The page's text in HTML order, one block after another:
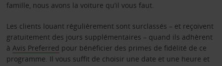
famille, nous avons la voiture qu’il vous faut.
Les clients louant régulièrement sont surclassés – et reçoivent
gratuitement des jours supplémentaires – quand ils adhèrent
à Avis Preferred pour bénéficier des primes de fidélité de ce
programme. Il vous suffit de choisir une date et une heure et